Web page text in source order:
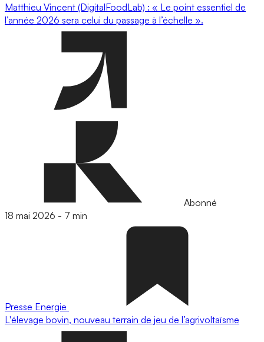
Matthieu Vincent (DigitalFoodLab) : « Le point essentiel de
l’année 2026 sera celui du passage à l’échelle ».
Abonné
18 mai 2026 - 7 min
Presse Energie
L'élevage bovin, nouveau terrain de jeu de l’agrivoltaïsme